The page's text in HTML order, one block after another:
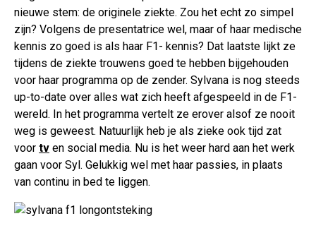
nieuwe stem: de originele ziekte. Zou het echt zo simpel
zijn? Volgens de presentatrice wel, maar of haar medische
kennis zo goed is als haar F1- kennis? Dat laatste lijkt ze
tijdens de ziekte trouwens goed te hebben bijgehouden
voor haar programma op de zender. Sylvana is nog steeds
up-to-date over alles wat zich heeft afgespeeld in de F1-
wereld. In het programma vertelt ze erover alsof ze nooit
weg is geweest. Natuurlijk heb je als zieke ook tijd zat
voor tv en social media. Nu is het weer hard aan het werk
gaan voor Syl. Gelukkig wel met haar passies, in plaats
van continu in bed te liggen.